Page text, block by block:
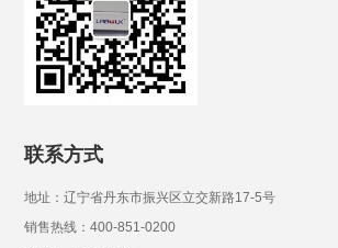
联系方式
地址：辽宁省丹东市振兴区立交新路17-5号
销售热线：400-851-0200